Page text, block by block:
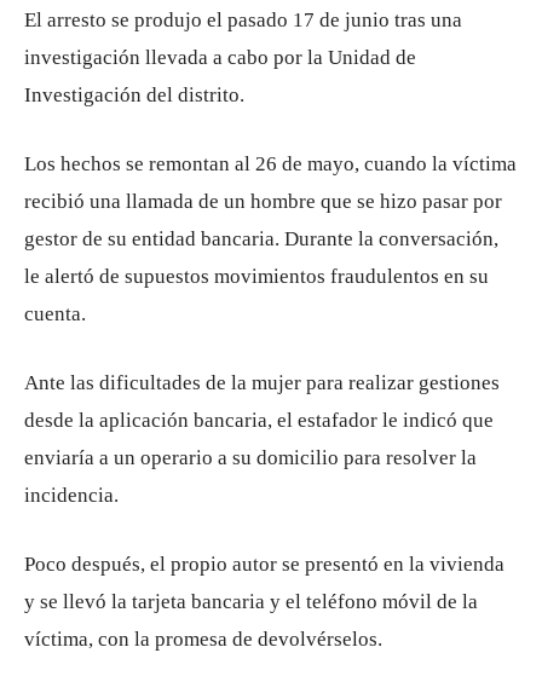
El arresto se produjo el pasado 17 de junio tras una
investigación llevada a cabo por la Unidad de
Investigación del distrito.
Los hechos se remontan al 26 de mayo, cuando la víctima
recibió una llamada de un hombre que se hizo pasar por
gestor de su entidad bancaria. Durante la conversación,
le alertó de supuestos movimientos fraudulentos en su
cuenta.
Ante las dificultades de la mujer para realizar gestiones
desde la aplicación bancaria, el estafador le indicó que
enviaría a un operario a su domicilio para resolver la
incidencia.
Poco después, el propio autor se presentó en la vivienda
y se llevó la tarjeta bancaria y el teléfono móvil de la
víctima, con la promesa de devolvérselos.